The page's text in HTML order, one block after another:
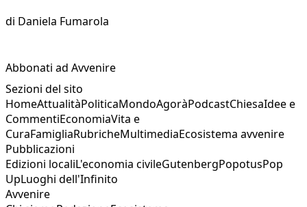
di Daniela Fumarola
Abbonati ad Avvenire
Sezioni del sito
HomeAttualitàPoliticaMondoAgoràPodcastChiesaIdee e
CommentiEconomiaVita e
CuraFamigliaRubricheMultimediaEcosistema avvenire
Pubblicazioni
Edizioni localiL'economia civileGutenbergPopotusPop
UpLuoghi dell'Infinito
Avvenire